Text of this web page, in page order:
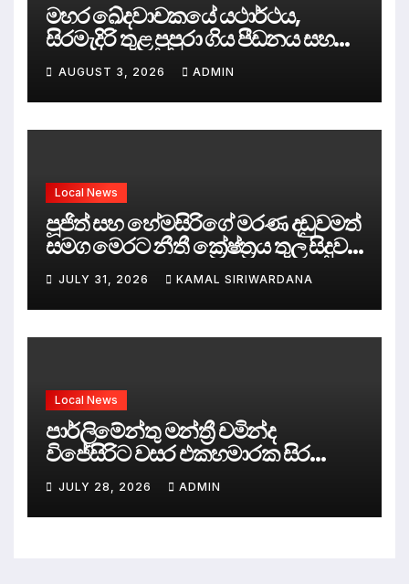
මහර ඛේදවාචකයේ යථාර්ථය,
සිරමැදිරි තුළ පුපුරා ගිය පීඩනය සහ
පලිගැනීමේ දේශපාලනය
AUGUST 3, 2026 ADMIN
Local News
පූජිත් සහ හේමසිරිගේ මරණ දඩුවමත්
සමග මෙරට නීතී ක්‍රේෂ්ත්‍රය තුල සිදුව
ඇත්තේ කුමක්ද ?
JULY 31, 2026 KAMAL SIRIWARDANA
Local News
පාර්ලිමේන්තු මන්ත්‍රී චමින්ද
විජේසිරිට වසර එකහමාරක සිර
දඬුවම්.
JULY 28, 2026 ADMIN